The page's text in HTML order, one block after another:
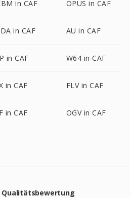
in CAF OPUS in CAF
in CAF AU in CAF
in CAF W64 in CAF
in CAF FLV in CAF
in CAF OGV in CAF
Qualitätsbewertung